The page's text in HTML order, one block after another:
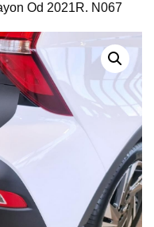
Od 2021R. N067